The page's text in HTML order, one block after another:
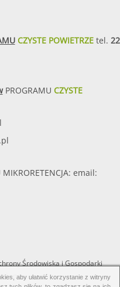
CZYSTE POWIETRZEtel. 22
PROGRAMU CZYSTE
MIKRORETENCJA: email:
Środowiska i Gospodarki
aby ułatwić korzystanie z witryny